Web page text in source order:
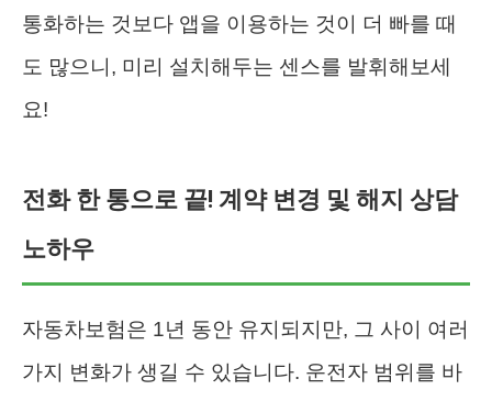
통화하는 것보다 앱을 이용하는 것이 더 빠를 때
도 많으니, 미리 설치해두는 센스를 발휘해보세
요!
전화 한 통으로 끝! 계약 변경 및 해지 상담
노하우
자동차보험은 1년 동안 유지되지만, 그 사이 여러
가지 변화가 생길 수 있습니다. 운전자 범위를 바